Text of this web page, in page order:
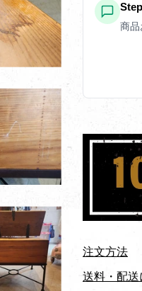
商品
注文方法
送料・配